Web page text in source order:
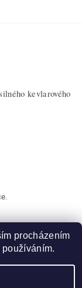
kevlarového
procházením